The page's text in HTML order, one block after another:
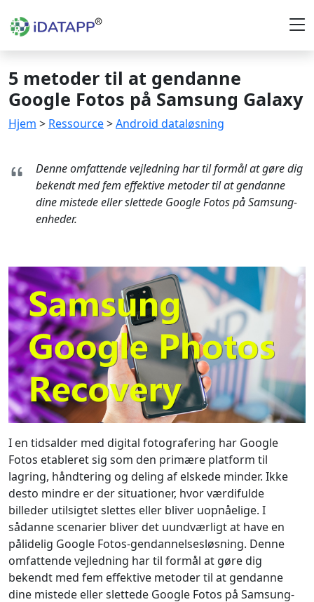
5 metoder til at gendanne
Google Fotos på Samsung Galaxy
Hjem > Ressource>Android dataløsning
Denne omfattende vejledning har til formål at gøre dig
bekendt med fem effektive metoder til at gendanne
dine mistede eller slettede Google Fotos på Samsung-
enheder.
I en tidsalder med digital fotografering har Google
Fotos etableret sig som den primære platform til
lagring, håndtering og deling af elskede minder. Ikke
desto mindre er der situationer, hvor værdifulde
billeder utilsigtet slettes eller bliver uopnåelige. I
sådanne scenarier bliver det uundværligt at have en
pålidelig Google Fotos-gendannelsesløsning. Denne
omfattende vejledning har til formål at gøre dig
bekendt med fem effektive metoder til at gendanne
dine mistede eller slettede Google Fotos på Samsung-